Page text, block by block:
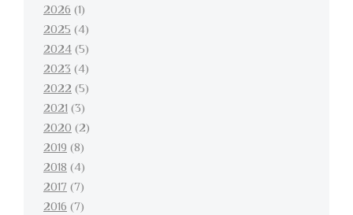
2026(1)
2025(4)
2024(5)
2023(4)
2022(5)
2021(3)
2020(2)
2019(8)
2018(4)
2017(7)
2016(7)